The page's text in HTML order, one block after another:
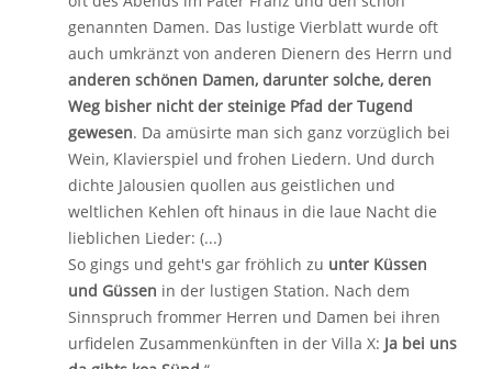
genannten Damen. Das lustige Vierblatt wurde oft
auch umkränzt von anderen Dienern des Herrn und
anderen schönen Damen, darunter solche, deren
Weg bisher nicht der steinige Pfad der Tugend
gewesen. Da amüsirte man sich ganz vorzüglich bei
Wein, Klavierspiel und frohen Liedern. Und durch
dichte Jalousien quollen aus geistlichen und
weltlichen Kehlen oft hinaus in die laue Nacht die
lieblichen Lieder: (...)
So gings und geht's gar fröhlich zu unter Küssen
und Güssen in der lustigen Station. Nach dem
Sinnspruch frommer Herren und Damen bei ihren
urfidelen Zusammenkünften in der Villa X: Ja bei uns